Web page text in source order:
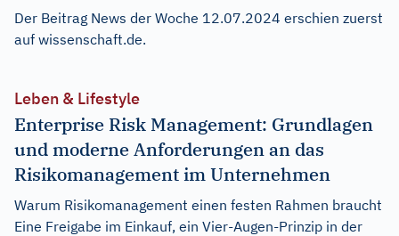
Der Beitrag News der Woche 12.07.2024 erschien zuerst
auf wissenschaft.de.
Leben & Lifestyle
Enterprise Risk Management: Grundlagen
und moderne Anforderungen an das
Risikomanagement im Unternehmen
Warum Risikomanagement einen festen Rahmen braucht
Eine Freigabe im Einkauf, ein Vier-Augen-Prinzip in der